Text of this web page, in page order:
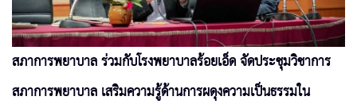
สภาการพยาบาล ร่วมกับโรงพยาบาลร้อยเอ็ด จัดประชุมวิชาการ
สภาการพยาบาล เสริมความรู้ด้านการผดุงความเป็นธรรมใน